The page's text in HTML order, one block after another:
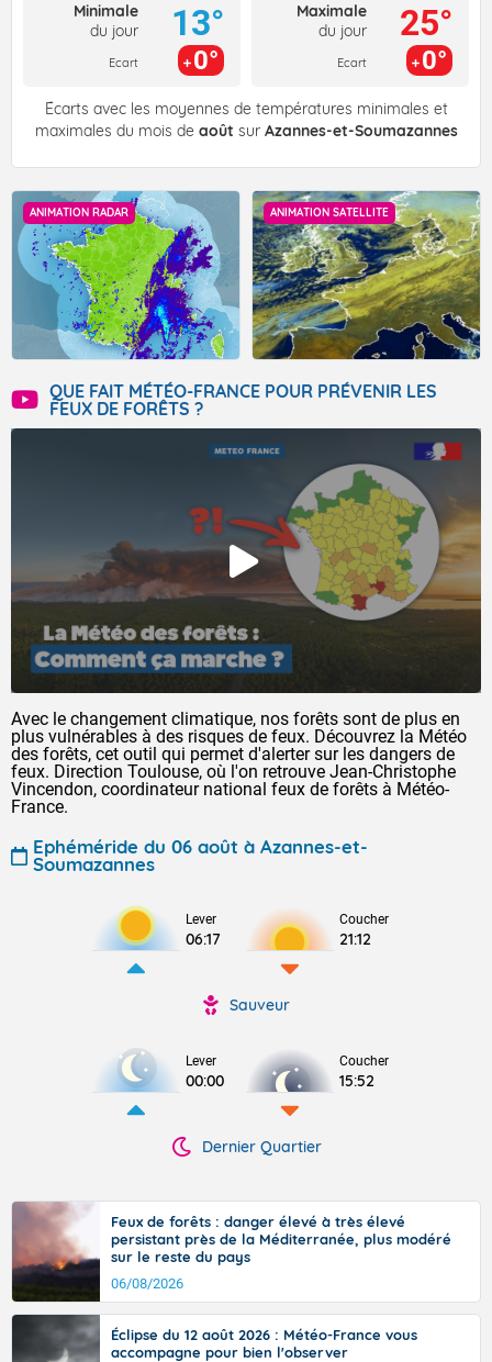
Minimale
du jour
Ecart
13°
0°
Maximale
du jour
Ecart
25°
0°
Écarts avec les moyennes de températures minimales et
maximales du mois de août sur Azannes-et-Soumazannes
ANIMATION RADAR ANIMATION SATELLITE
QUE FAIT MÉTÉO-FRANCE POUR PRÉVENIR LES
FEUX DE FORÊTS ?
Avec le changement climatique, nos forêts sont de plus en
plus vulnérables à des risques de feux. Découvrez la Météo
des forêts, cet outil qui permet d'alerter sur les dangers de
feux. Direction Toulouse, où l'on retrouve Jean-Christophe
Vincendon, coordinateur national feux de forêts à Météo-
France.
Ephéméride du 06 août à Azannes-et-
Soumazannes
Lever
06:17
Coucher
21:12
Sauveur
Lever
00:00
Coucher
15:52
Dernier Quartier
Feux de forêts : danger élevé à très élevé
persistant près de la Méditerranée, plus modéré
sur le reste du pays
06/08/2026
Éclipse du 12 août 2026 : Météo-France vous
accompagne pour bien l'observer